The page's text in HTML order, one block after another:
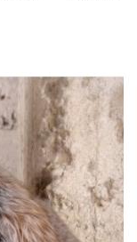
эффектной.
согревает в
стиль,
модели
меховой
к различным
образа.